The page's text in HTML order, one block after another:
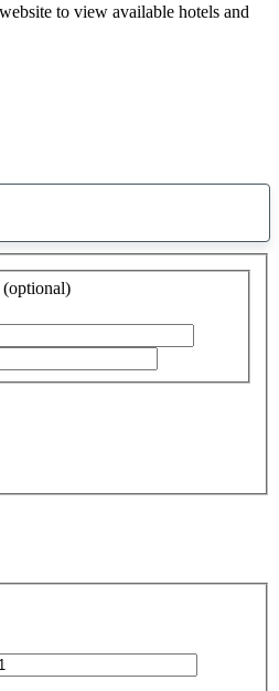
to view available hotels and
öneri
bulundu
(optional)